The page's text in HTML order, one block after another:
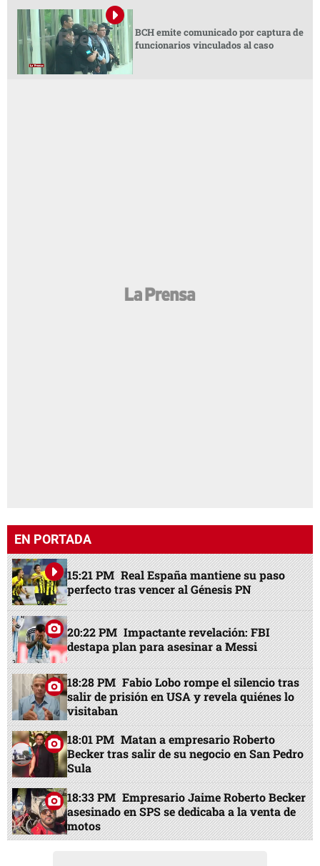
BCH emite comunicado por captura de
funcionarios vinculados al caso
EN PORTADA
15:21 PM Real España mantiene su paso
perfecto tras vencer al Génesis PN
20:22 PM Impactante revelación: FBI
destapa plan para asesinar a Messi
18:28 PM Fabio Lobo rompe el silencio tras
salir de prisión en USA y revela quiénes lo
visitaban
18:01 PM Matan a empresario Roberto
Becker tras salir de su negocio en San Pedro
Sula
18:33 PM Empresario Jaime Roberto Becker
asesinado en SPS se dedicaba a la venta de
motos